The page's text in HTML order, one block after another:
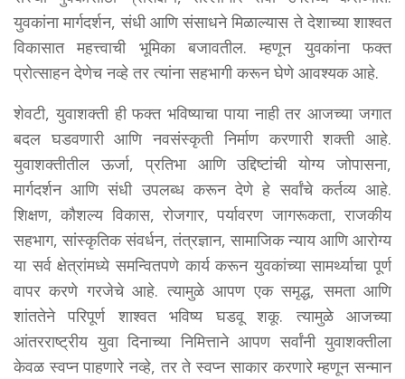
युवकांना मार्गदर्शन, संधी आणि संसाधने मिळाल्यास ते देशाच्या शाश्वत
विकासात महत्त्वाची भूमिका बजावतील. म्हणून युवकांना फक्त
प्रोत्साहन देणेच नव्हे तर त्यांना सहभागी करून घेणे आवश्यक आहे.
शेवटी, युवाशक्ती ही फक्त भविष्याचा पाया नाही तर आजच्या जगात
बदल घडवणारी आणि नवसंस्कृती निर्माण करणारी शक्ती आहे.
युवाशक्तीतील ऊर्जा, प्रतिभा आणि उद्दिष्टांची योग्य जोपासना,
मार्गदर्शन आणि संधी उपलब्ध करून देणे हे सर्वांचे कर्तव्य आहे.
शिक्षण, कौशल्य विकास, रोजगार, पर्यावरण जागरूकता, राजकीय
सहभाग, सांस्कृतिक संवर्धन, तंत्रज्ञान, सामाजिक न्याय आणि आरोग्य
या सर्व क्षेत्रांमध्ये समन्वितपणे कार्य करून युवकांच्या सामर्थ्याचा पूर्ण
वापर करणे गरजेचे आहे. त्यामुळे आपण एक समृद्ध, समता आणि
शांततेने परिपूर्ण शाश्वत भविष्य घडवू शकू. त्यामुळे आजच्या
आंतरराष्ट्रीय युवा दिनाच्या निमित्ताने आपण सर्वांनी युवाशक्तीला
केवळ स्वप्न पाहणारे नव्हे, तर ते स्वप्न साकार करणारे म्हणून सन्मान